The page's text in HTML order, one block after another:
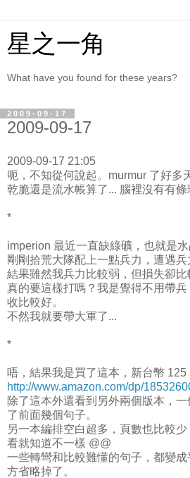
星之一角
What have you found for these years?
2009-09-17
2009-09-17
2009-09-17 21:05
呃，不知從何說起。murmur 了好多
乾脆還是流水帳算了... 腦裡沒有有條
*
imperion 最近一直缺綠礦，也就是水
剛剛拾荒大隊配上一點兵力，遭遇兵
結果雖然我兵力比較弱，但損失卻比
真的要這樣打嗎？我是覺得不用帶
收比較好。
不然我就要帶大軍了...
*
唔，結果我是買了這本，新台幣 125
http://www.amazon.com/dp/
除了這本外還看到另外兩個版本，
了前面幾個句子。
另一本編排空白超多，頁數也比較
看就知道不一樣 @@
一些轉彎和比較難懂的句子，都變
方省略掉了。